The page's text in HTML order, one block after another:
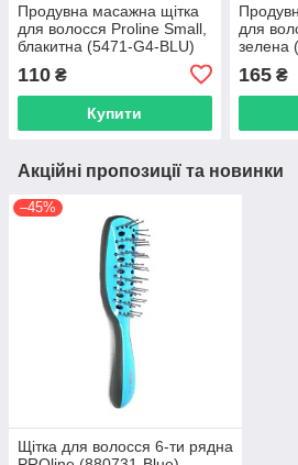
Продувна масажна щітка
для волосся Proline Small,
блакитна (5471-G4-BLU)
110 ₴
Купити
для
зелена
165₴
Акційні пропозиції та новинки
–45%
Щітка для волосся 6-ти рядна